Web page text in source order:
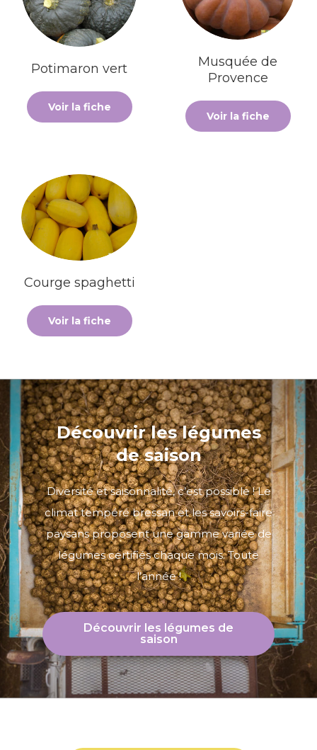
Potimaron vert
Voir la fiche
Musquée de
Provence
Voir la fiche
Courge spaghetti
Voir la fiche
Découvrir les légumes
de saison
Diversité et saisonnalité, c’est possible ! Le
climat tempéré bressan et les savoirs-faire
paysans proposent une gamme variée de
légumes certifiés chaque mois. Toute
l’année !
Découvrir les légumes de
saison